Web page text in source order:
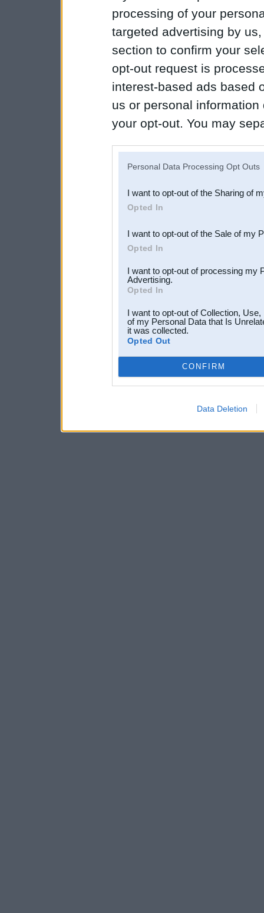
processing of your
targeted advertising by
section to confirm your
opt-out request is
interest-based ads based
us or personal
your opt-out. You may
Downstream Participants
third parties.
Personal Data Processing Opt Outs
I want to opt-out of the Sharing of
Opted In
I want to opt-out of the Sale of my
Opted In
I want to opt-out of processing my
Advertising.
Opted In
I want to opt-out of Collection,
of my Personal Data that Is
it was collected.
Opted Out
CONFIRM
Data Deletion